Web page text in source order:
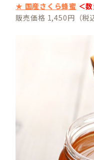
★ 国産さくら蜂蜜 ＜
販売価格 1,450円（税